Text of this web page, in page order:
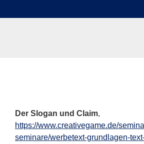
Der Slogan und Claim,
https://www.creativegame.de/
seminare/werbetext-grundlagen-